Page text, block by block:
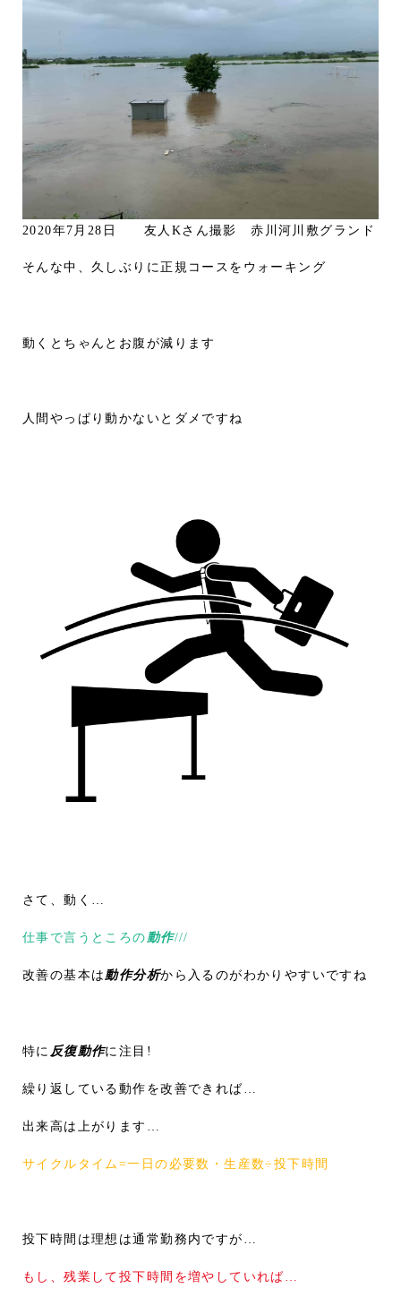
2020年7月28日 友人Kさん撮影 赤川河川敷グランド
そんな中、久しぶりに正規コースをウォーキング
動くとちゃんとお腹が減ります
人間やっぱり動かないとダメですね
さて、動く…
仕事で言うところの動作///
改善の基本は動作分析から入るのがわかりやすいですね
特に 反復動作に注目!
繰り返している動作を改善できれば…
出来高は上がります…
サイクルタイム=一日の必要数・生産数÷投下時間
投下時間は理想は通常勤務内ですが…
もし、残業して投下時間を増やしていれば…